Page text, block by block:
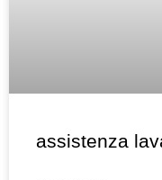
assistenza